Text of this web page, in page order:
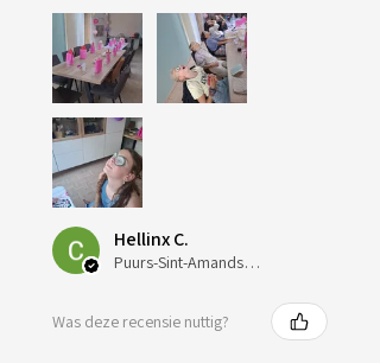
Hellinx C.
Puurs-Sint-Amands, Belgium
Was deze recensie nuttig?